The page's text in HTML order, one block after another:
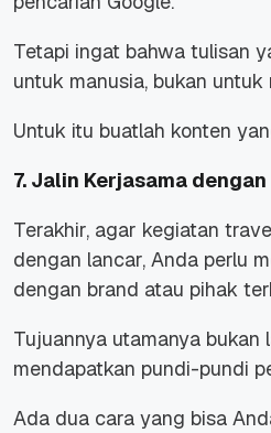
Tetapi ingat bahwa tulisan
untuk manusia, bukan untuk
Untuk itu buatlah konten
7. Jalin Kerjasama
Terakhir, agar kegiatan
dengan lancar, Anda perlu
dengan brand atau pihak
Tujuannya utamanya bukan
mendapatkan pundi-pundi
Ada dua cara yang bisa